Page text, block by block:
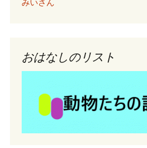
おはなしのリスト